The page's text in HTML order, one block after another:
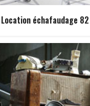
Location échafaudage 82